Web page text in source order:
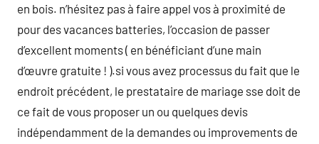
en bois. n’hésitez pas à faire appel vos à proximité de
pour des vacances batteries, l’occasion de passer
d’excellent moments ( en bénéficiant d’une main
d’œuvre gratuite ! ).si vous avez processus du fait que le
endroit précédent, le prestataire de mariage sse doit de
ce fait de vous proposer un ou quelques devis
indépendamment de la demandes ou improvements de